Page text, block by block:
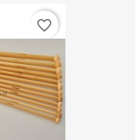
favorite_border